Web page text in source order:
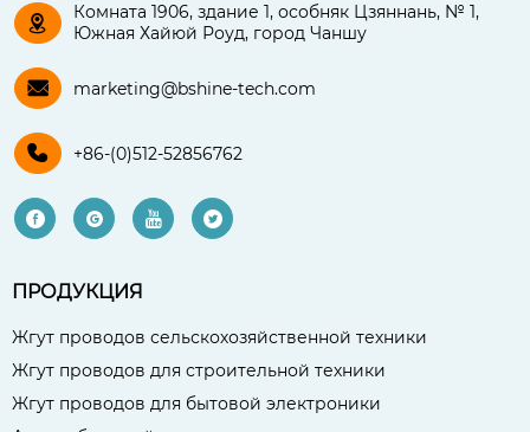

Комната 1906, здание 1, особняк Цзяннань, № 1,
Южная Хайюй Роуд, город Чаншу
 marketing@bshine-tech.com
 +86-(0)512-52856762
   
ПРОДУКЦИЯ
Жгут проводов сельскохозяйственной техники
Жгут проводов для строительной техники
Жгут проводов для бытовой электроники